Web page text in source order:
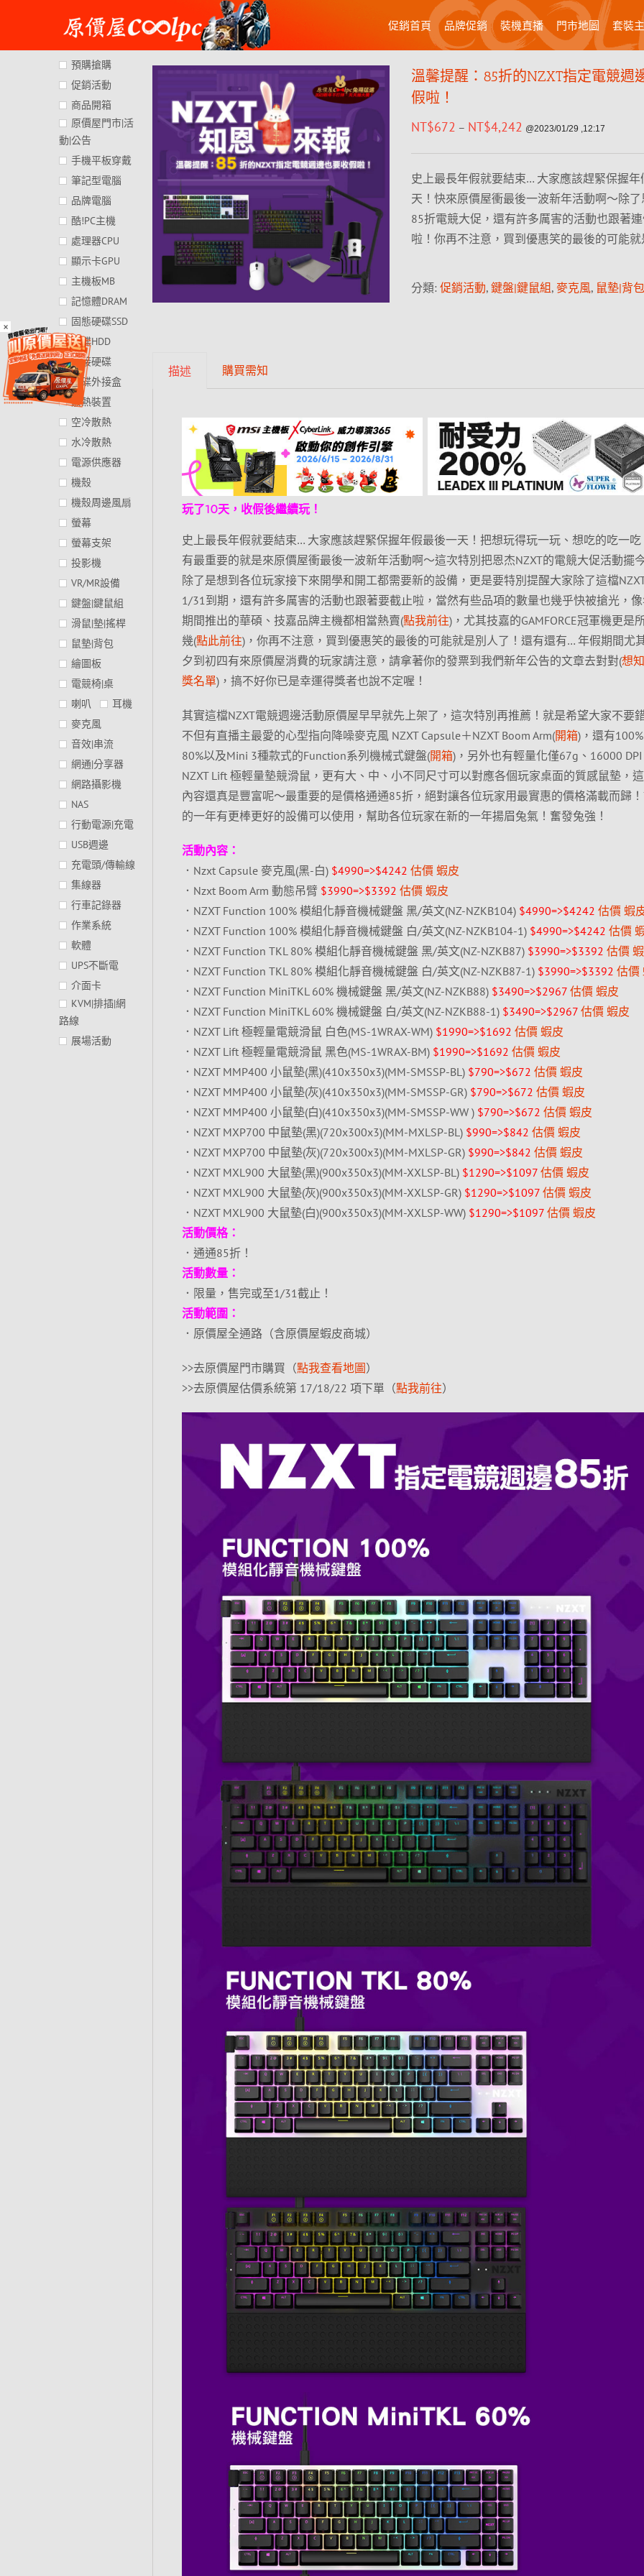
×
content
促銷首頁 品牌促銷 裝機直播 門市地圖 套裝
溫馨提醒：85折的NZXT指定電競週
假啦！
NT$672 – NT$4,242 @2023/01/29 ,12:17
史上最長年假就要結束… 大家應該趕緊保握年
天！快來原價屋衝最後一波新年活動啊～除了
85折電競大促，還有許多厲害的活動也跟著
啦！你再不注意，買到優惠笑的最後的可能
分類: 促銷活動, 鍵盤|鍵鼠組, 麥克風, 鼠墊|背包
描述 購買需知
玩了10天，收假後繼續玩！
史上最長年假就要結束… 大家應該趕緊保握年假最後一天！把想玩得玩一玩、想吃的吃一吃
有最重要的就是來原價屋衝最後一波新年活動啊～這次特別把恩杰NZXT的電競大促活動擺
除了是想到各位玩家接下來開學和開工都需要新的設備，更是要特別提醒大家除了這檔
1/31到期，還有許多厲害的活動也跟著要截止啦，當然有些品項的數量也幾乎快被搶光，
期間推出的華碩、技嘉品牌主機都相當熱賣(點我前往)，尤其技嘉的GAMFORCE冠軍機更是
幾(點此前往)，你再不注意，買到優惠笑的最後的可能就是別人了！還有還有… 年假期間尤
夕到初四有來原價屋消費的玩家請注意，請拿著你的發票到我們新年公告的文章去對對(想
獎名單)，搞不好你已是幸運得獎者也說不定喔！
其實這檔NZXT電競週邊活動原價屋早早就先上架了，這次特別再推薦！就是希望大家不要
不但有直播主最愛的心型指向降噪麥克風 NZXT Capsule＋NZXT Boom Arm(開箱)，還有
80%以及Mini 3種款式的Function系列機械式鍵盤(開箱)，另外也有輕量化僅67g、16000
NZXT Lift 極輕量墊競滑鼠，更有大、中、小不同尺寸可以對應各個玩家桌面的質感鼠墊，
內容還真是豐富呢～最重要的是價格通通85折，絕對讓各位玩家用最實惠的價格滿載而歸
的一年有更棒更好的設備可以使用，幫助各位玩家在新的一年揚眉兔氣！奮發兔強！
活動內容：
．Nzxt Capsule 麥克風(黑-白) $4990=>$4242 估價 蝦皮
．Nzxt Boom Arm 動態吊臂 $3990=>$3392 估價 蝦皮
．NZXT Function 100% 模組化靜音機械鍵盤 黑/英文(NZ-NZKB104) $4990=>$4242 估價 蝦
．NZXT Function 100% 模組化靜音機械鍵盤 白/英文(NZ-NZKB104-1) $4990=>$4242 估價
．NZXT Function TKL 80% 模組化靜音機械鍵盤 黑/英文(NZ-NZKB87)$3990=>$3392 估價
．NZXT Function TKL 80% 模組化靜音機械鍵盤 白/英文(NZ-NZKB87-1) $3990=>$3392 估價
．NZXT Function MiniTKL 60% 機械鍵盤 黑/英文(NZ-NZKB88) $3490=>$2967 估價 蝦皮
．NZXT Function MiniTKL 60% 機械鍵盤 白/英文(NZ-NZKB88-1) $3490=>$2967 估價 蝦皮
．NZXT Lift 極輕量電競滑鼠 白色(MS-1WRAX-WM) $1990=>$1692 估價 蝦皮
．NZXT Lift 極輕量電競滑鼠 黑色(MS-1WRAX-BM) $1990=>$1692 估價 蝦皮
．NZXT MMP400 小鼠墊(黑)(410x350x3)(MM-SMSSP-BL) $790=>$672 估價 蝦皮
．NZXT MMP400 小鼠墊(灰)(410x350x3)(MM-SMSSP-GR) $790=>$672 估價 蝦皮
．NZXT MMP400 小鼠墊(白)(410x350x3)(MM-SMSSP-WW ) $790=>$672 估價 蝦皮
．NZXT MXP700 中鼠墊(黑)(720x300x3)(MM-MXLSP-BL) $990=>$842 估價 蝦皮
．NZXT MXP700 中鼠墊(灰)(720x300x3)(MM-MXLSP-GR) $990=>$842 估價 蝦皮
．NZXT MXL900 大鼠墊(黑)(900x350x3)(MM-XXLSP-BL) $1290=>$1097 估價 蝦皮
．NZXT MXL900 大鼠墊(灰)(900x350x3)(MM-XXLSP-GR) $1290=>$1097 估價 蝦皮
．NZXT MXL900 大鼠墊(白)(900x350x3)(MM-XXLSP-WW) $1290=>$1097 估價 蝦皮
活動價格：
．通通85折！
活動數量：
．限量，售完或至1/31截止！
活動範圍：
．原價屋全通路（含原價屋蝦皮商城）
>>去原價屋門市購買（點我查看地圖）
>>去原價屋估價系統第 17/18/22 項下單（點我前往）
預購搶購
促銷活動
商品開箱
原價屋門市|活
動|公告
手機平板穿戴
筆記型電腦
品牌電腦
酷!PC主機
處理器CPU
顯示卡GPU
主機板MB
記憶體DRAM
固態硬碟SSD
硬碟HDD
外接硬碟
硬碟外接盒
散熱裝置
空冷散熱
水冷散熱
電源供應器
機殼
機殼周邊風扇
螢幕
螢幕支架
投影機
VR/MR設備
鍵盤|鍵鼠組
滑鼠|墊|搖桿
鼠墊|背包
繪圖板
電競椅|桌
喇叭
耳機
麥克風
音效|串流
網通|分享器
網路攝影機
NAS
行動電源|充電
USB週邊
充電頭/傳輸線
集線器
行車記錄器
作業系統
軟體
UPS不斷電
介面卡
KVM|排插|網
路線
展場活動